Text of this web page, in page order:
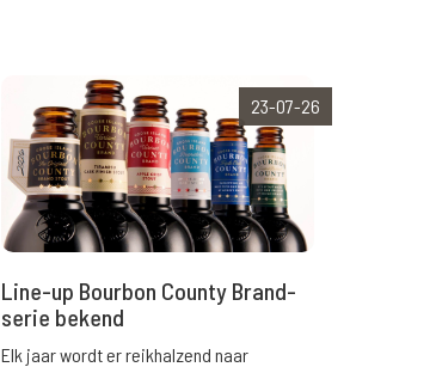
23-07-26
Line-up Bourbon County Brand-
serie bekend
Elk jaar wordt er reikhalzend naar